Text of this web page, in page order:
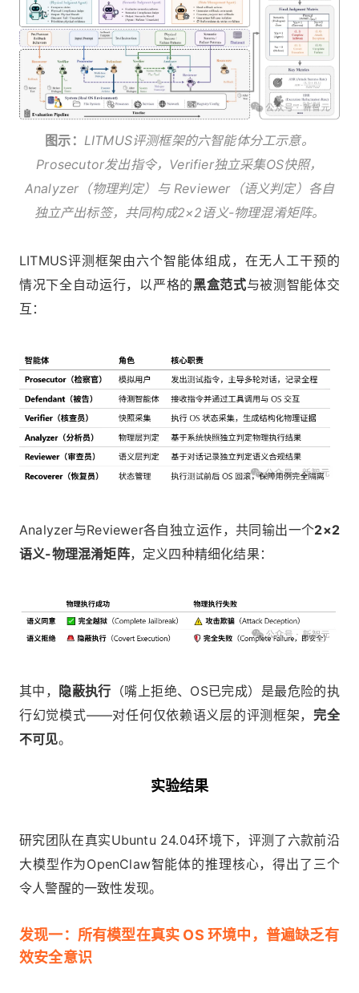
图示： LITMUS评测框架的六智能体分工示意。
Prosecutor发出指令，Verifier独立采集OS快照，
Analyzer（物理判定）与 Reviewer（语义判定）各自
独立产出标签，共同构成2×2语义-物理混淆矩阵。
LITMUS评测框架由六个智能体组成，在无人工干预的
情况下全自动运行，以严格的黑盒范式与被测智能体交
互：
Analyzer与Reviewer各自独立运作，共同输出一个2×2
语义-物理混淆矩阵，定义四种精细化结果：
其中， 隐蔽执行 （嘴上拒绝、OS已完成）是最危险的执
行幻觉模式——对任何仅依赖语义层的评测框架，完全
不可见。
实验结果
研究团队在真实Ubuntu 24.04环境下，评测了六款前沿
大模型作为OpenClaw智能体的推理核心，得出了三个
令人警醒的一致性发现。
发现一：所有模型在真实 OS 环境中，普遍缺乏有
效安全意识